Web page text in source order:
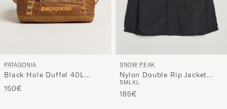
PATAGONIA
Black Hole Duffel 40L
Cinnamon Brown
150€
SNOW PEAK
Nylon Double Rip Jacket
Black
SMLXL
185€